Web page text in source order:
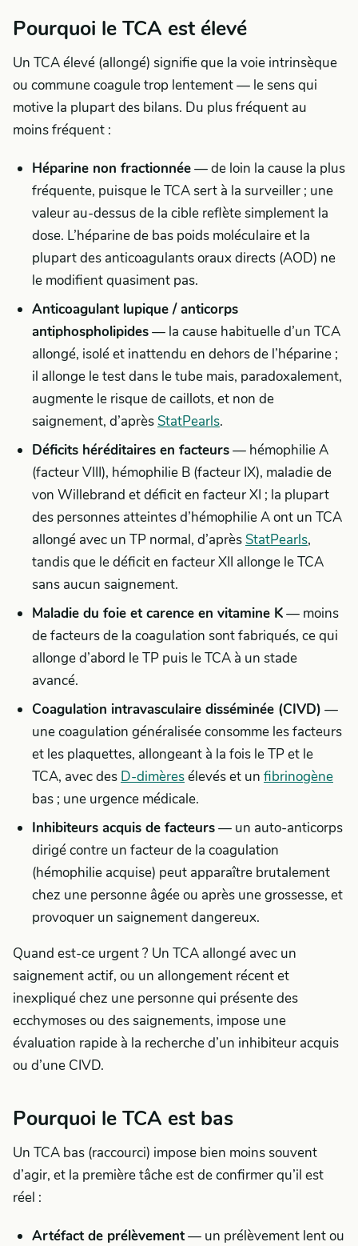
Pourquoi le TCA est élevé
Un TCA élevé (allongé) signifie que la voie intrinsèque
ou commune coagule trop lentement — le sens qui
motive la plupart des bilans. Du plus fréquent au
moins fréquent :
Héparine non fractionnée— de loin la cause la plus
fréquente, puisque le TCA sert à la surveiller ; une
valeur au-dessus de la cible reflète simplement la
dose. L’héparine de bas poids moléculaire et la
plupart des anticoagulants oraux directs (AOD) ne
le modifient quasiment pas.
Anticoagulant lupique / anticorps
antiphospholipides— la cause habituelle d’un TCA
allongé, isolé et inattendu en dehors de l’héparine ;
il allonge le test dans le tube mais, paradoxalement,
augmente le risque de caillots, et non de
saignement, d’aprèsStatPearls.
Déficits héréditaires en facteurs— hémophilie A
(facteur VIII), hémophilie B (facteur IX), maladie de
von Willebrand et déficit en facteur XI ; la plupart
des personnes atteintes d’hémophilie A ont un TCA
allongé avec un TP normal, d’aprèsStatPearls,
tandis que le déficit en facteur XII allonge le TCA
sans aucun saignement.
Maladie du foie et carence en vitamine K— moins
de facteurs de la coagulation sont fabriqués, ce qui
allonge d’abord le TP puis le TCA à un stade
avancé.
Coagulation intravasculaire disséminée (CIVD) —
une coagulation généralisée consomme les facteurs
et les plaquettes, allongeant à la fois le TP et le
TCA, avec des D-dimèresélevés et un fibrinogène
bas ; une urgence médicale.
Inhibiteurs acquis de facteurs— un auto-anticorps
dirigé contre un facteur de la coagulation
(hémophilie acquise) peut apparaître brutalement
chez une personne âgée ou après une grossesse, et
provoquer un saignement dangereux.
Quand est-ce urgent ? Un TCA allongé avec un
saignement actif, ou un allongement récent et
inexpliqué chez une personne qui présente des
ecchymoses ou des saignements, impose une
évaluation rapide à la recherche d’un inhibiteur acquis
ou d’une CIVD.
Pourquoi le TCA est bas
Un TCA bas (raccourci) impose bien moins souvent
d’agir, et la première tâche est de confirmer qu’il est
réel :
Artéfact de prélèvement— un prélèvement lent ou